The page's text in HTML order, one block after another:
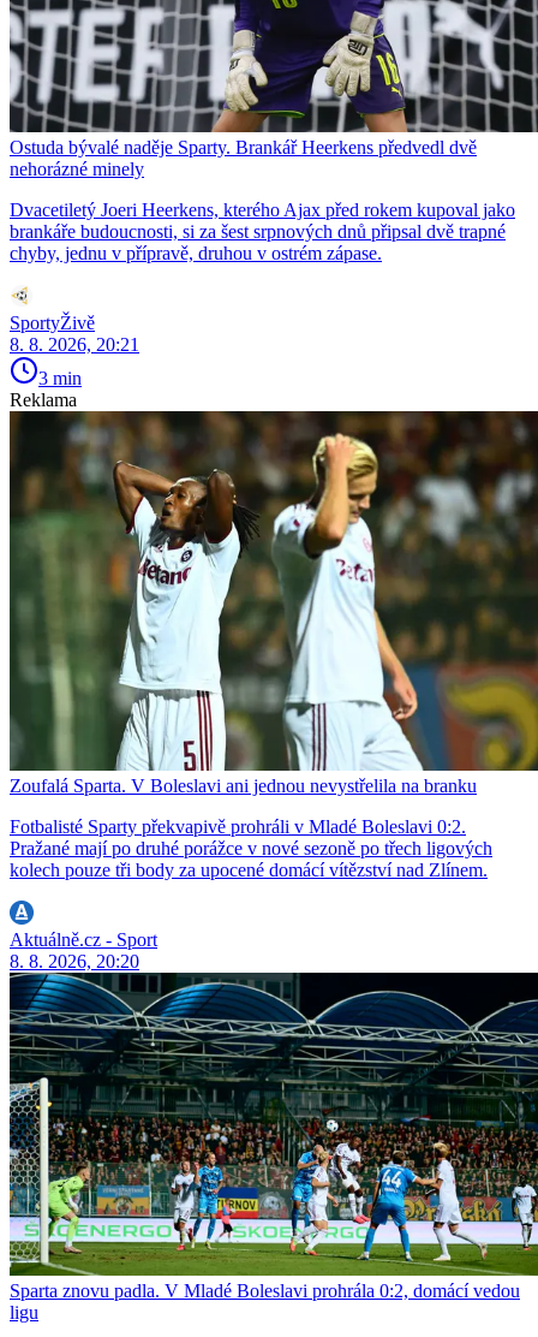
Ostuda bývalé naděje Sparty. Brankář Heerkens předvedl dvě
nehorázné minely
Dvacetiletý Joeri Heerkens, kterého Ajax před rokem kupoval jako
brankáře budoucnosti, si za šest srpnových dnů připsal dvě trapné
chyby, jednu v přípravě, druhou v ostrém zápase.
SportyŽivě
8. 8. 2026, 20:21
3 min
Reklama
Zoufalá Sparta. V Boleslavi ani jednou nevystřelila na branku
Fotbalisté Sparty překvapivě prohráli v Mladé Boleslavi 0:2.
Pražané mají po druhé porážce v nové sezoně po třech ligových
kolech pouze tři body za upocené domácí vítězství nad Zlínem.
Aktuálně.cz - Sport
8. 8. 2026, 20:20
Sparta znovu padla. V Mladé Boleslavi prohrála 0:2, domácí vedou
ligu